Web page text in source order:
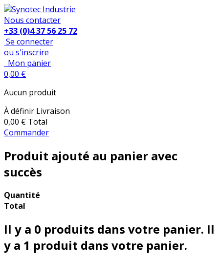
Nous contacter
+33 (0)4 37 56 25 72
Se connecter
ou s'inscrire
Mon panier
0,00 €
Aucun produit
À définir Livraison
0,00 € Total
Commander
Produit ajouté au panier avec
succès
Quantité
Total
Il y a 0 produits dans votre panier. Il
y a 1 produit dans votre panier.